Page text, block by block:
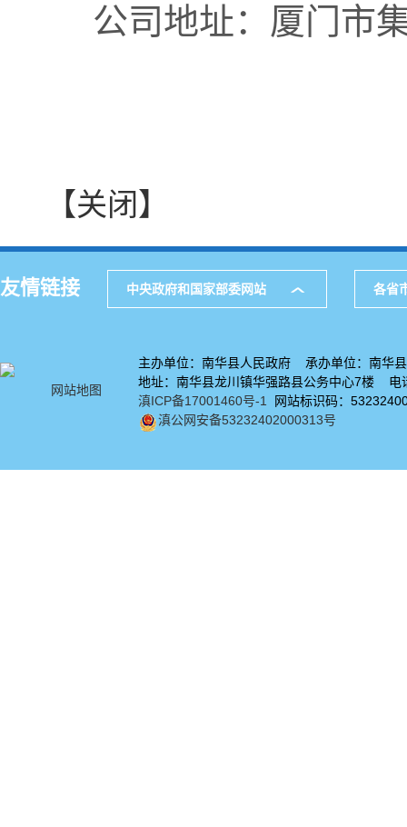
公司地址：厦门市
【关闭】
友情链接 中央政府和国家部委网站 各省
网站地图
主办单位：南华县人民政府 承办单位：南华
地址：南华县龙川镇华强路县公务中心7楼
滇ICP备17001460号-1
网站标识码：
滇公网安备53232402000313号